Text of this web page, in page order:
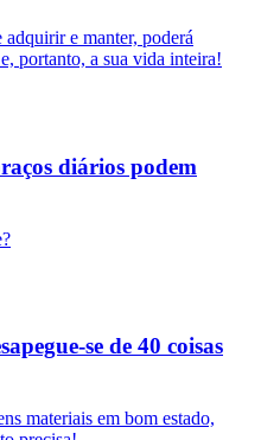
e manter, poderá
portanto, a sua vida inteira!
diários podem
se de 40 coisas
materiais em bom estado,